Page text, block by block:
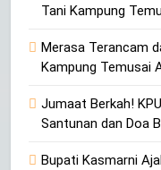
Tani Kampung
Merasa Terancam
Kampung Temusai
Jumaat Berkah!
Santunan dan Doa
Bupati Kasmarni